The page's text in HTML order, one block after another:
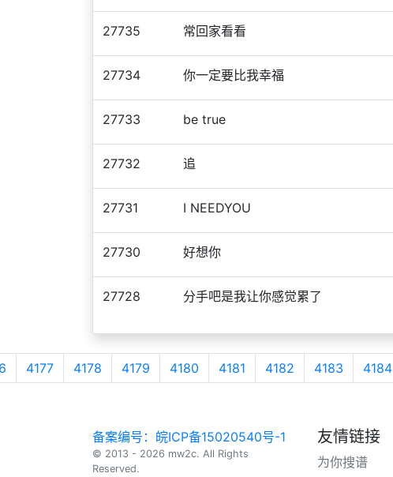
27735 常回家看看
27734 你一定要比我幸福
27733 be true
27732 追
27731 I NEEDYOU
27730 好想你
27728 分手吧是我让你感觉累了
4177 4178 4179 4180 4181 4182 4183 4184
备案编号：皖ICP备15020540号-1
© 2013 - 2026 mw2c. All Rights
Reserved.
友情链接
为你搜谱